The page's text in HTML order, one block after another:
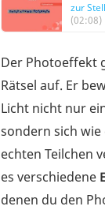
zur
(02:08)
Der Photoeffekt
Rätsel auf. Er
Licht nicht nur
sondern sich wie
echten Teilchen
es verschiedene
denen du den